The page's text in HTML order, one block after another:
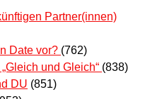
Partner(innen)
Date vor? (762)
und Gleich“ (838)
DU (851)